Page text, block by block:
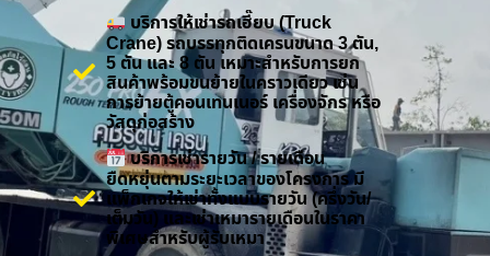
บริการให้เช่ารถเฮี๊ยบ (Truck
Crane) รถบรรทุกติดเครนขนาด 3 ตัน,
5 ตัน และ 8 ตัน เหมาะสำหรับการยก
สินค้าพร้อมขนย้ายในคราวเดียว เช่น
การย้ายตู้คอนเทนเนอร์ เครื่องจักร หรือ
วัสดุก่อสร้าง
บริการเช่ารายวัน / รายเดือน
ยืดหยุ่นตามระยะเวลาของโครงการ มี
แพ็กเกจให้เช่าทั้งแบบรายวัน (ครึ่งวัน/
เต็มวัน) และเช่าเหมารายเดือนในราคา
พิเศษสำหรับผู้รับเหมา